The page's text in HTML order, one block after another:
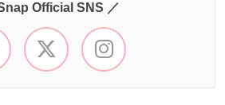
Official SNS ／